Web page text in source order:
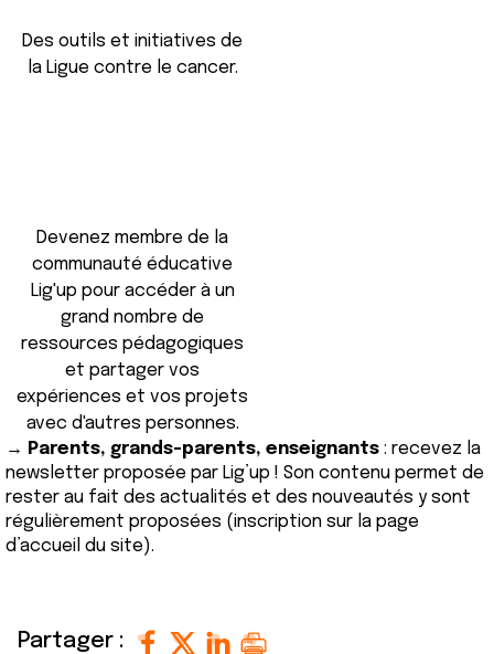
Des outils et initiatives de
la Ligue contre le cancer.
Devenez membre de la
communauté éducative
Lig'up pour accéder à un
grand nombre de
ressources pédagogiques
et partager vos
expériences et vos projets
avec d'autres personnes.
→ Parents, grands-parents, enseignants : recevez la
newsletter proposée par Lig’up ! Son contenu permet de
rester au fait des actualités et des nouveautés y sont
régulièrement proposées (inscription sur la page
d’accueil du site).
Partager :